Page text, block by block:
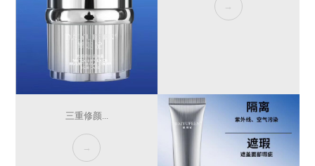
→
三重修颜...
→